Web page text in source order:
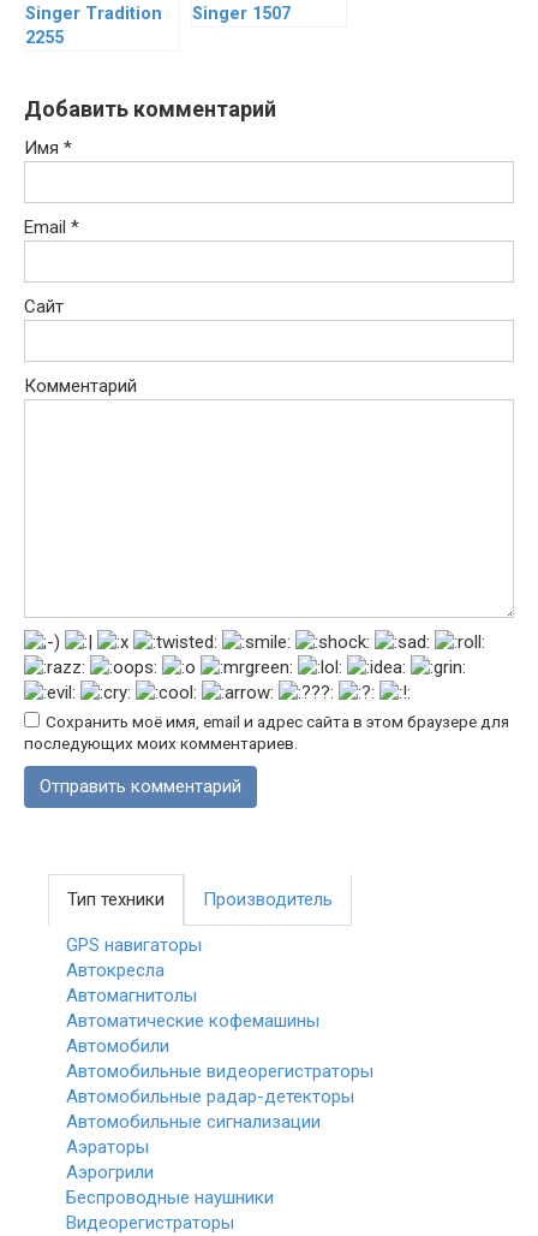
Singer Tradition
2255
Singer 1507
Добавить комментарий
Имя *
Email *
Сайт
Комментарий
Сохранить моё имя, email и адрес сайта в этом браузере для
последующих моих комментариев.
Тип техники Производитель
GPS навигаторы
Автокресла
Автомагнитолы
Автоматические кофемашины
Автомобили
Автомобильные видеорегистраторы
Автомобильные радар-детекторы
Автомобильные сигнализации
Аэраторы
Аэрогрили
Беспроводные наушники
Видеорегистраторы